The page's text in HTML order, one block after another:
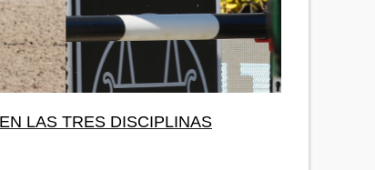
LAS TRES DISCIPLINAS